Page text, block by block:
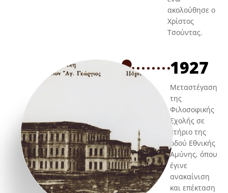
ακολούθησε ο
Χρίστος
Τσούντας.
1927
Μεταστέγαση
της
Φιλοσοφικής
Σχολής σε
κτήριο της
οδού Εθνικής
Αμύνης, όπου
έγινε
ανακαίνιση
και επέκταση